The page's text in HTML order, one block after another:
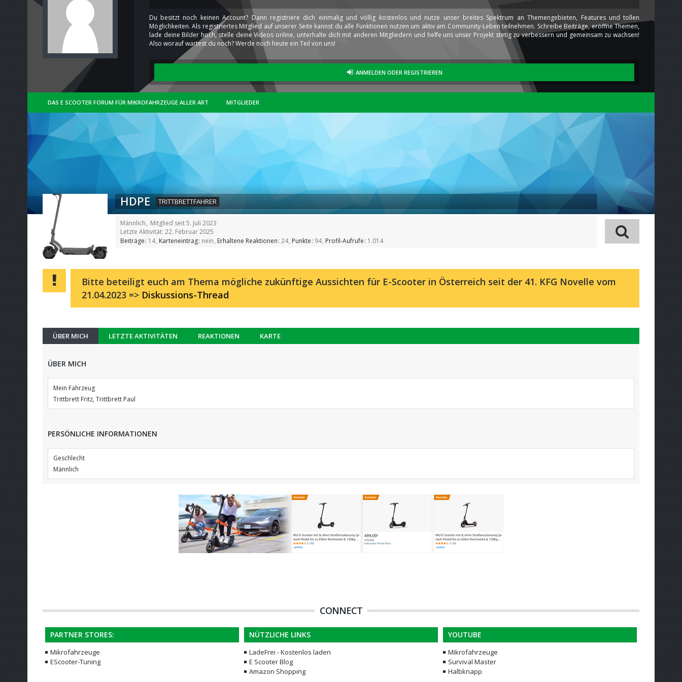
Du besitzt noch keinen Account? Dann registriere dich einmalig und völlig kostenlos und nutze unser breites Spektrum an Themengebieten, Features und tollen
Möglichkeiten. Als registriertes Mitglied auf unserer Seite kannst du alle Funktionen nutzen um aktiv am Community-Leben teilnehmen. Schreibe Beiträge, eröffne Themen,
lade deine Bilder hoch, stelle deine Videos online, unterhalte dich mit anderen Mitgliedern und helfe uns unser Projekt stetig zu verbessern und gemeinsam zu wachsen!
Also worauf wartest du noch? Werde noch heute ein Teil von uns!
ANMELDEN ODER REGISTRIEREN
DAS E SCOOTER FORUM FÜR MIKROFAHRZEUGE ALLER ART MITGLIEDER
HDPE TRITTBRETTFAHRER
Männlich
Mitglied seit 5. Juli 2023
Letzte Aktivität: 22. Februar 2025
Beiträge 14 Karteneintrag nein Erhaltene Reaktionen 24 Punkte 94 Profil-Aufrufe 1.014
Bitte beteiligt euch am Thema mögliche zukünftige Aussichten für E-Scooter in Österreich seit der 41. KFG Novelle vom
21.04.2023 => Diskussions-Thread
ÜBER MICH LETZTE AKTIVITÄTEN REAKTIONEN KARTE
ÜBER MICH
Mein Fahrzeug
Trittbrett Fritz, Trittbrett Paul
PERSÖNLICHE INFORMATIONEN
Geschlecht
Männlich
CONNECT
PARTNER STORES:
Mikrofahrzeuge
EScooter-Tuning
NÜTZLICHE LINKS
LadeFrei - Kostenlos laden
E Scooter Blog
Amazon Shopping
YOUTUBE
Mikrofahrzeuge
Survival Master
Halbknapp